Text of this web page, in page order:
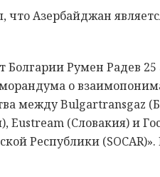
что Азербайджан
Болгарии Румен Радев
о
между Bulgartransgaz
Eustream (Словакия) и
Республики (SOCAR)».